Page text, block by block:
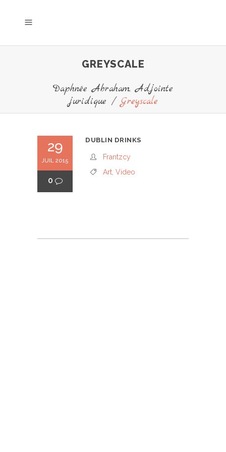
GREYSCALE
Daphnée Abraham, Adjointe
juridique /Greyscale
29
JUIL 2015
0
DUBLIN DRINKS
Frantzcy
Art Video